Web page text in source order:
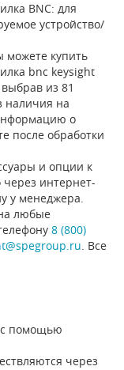
BNC: для
устройство/
можете купить
bnc keysight
из 81
наличия на
о
после обработки
и опции к
через интернет-
у менеджера.
любые
8 (800)
. Все
с помощью
через